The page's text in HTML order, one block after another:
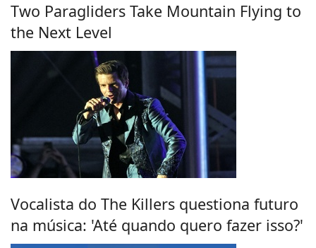
Two Paragliders Take Mountain Flying to
the Next Level
Vocalista do The Killers questiona futuro
na música: 'Até quando quero fazer isso?'